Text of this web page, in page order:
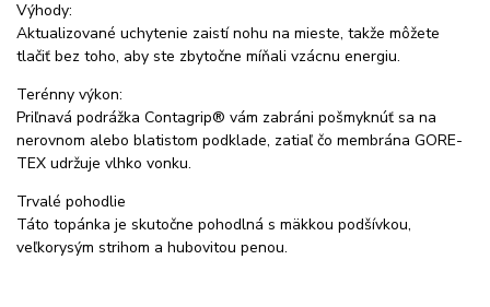
Výhody:
Aktualizované uchytenie zaistí nohu na mieste, takže môžete
tlačiť bez toho, aby ste zbytočne míňali vzácnu energiu.
Terénny výkon:
Priľnavá podrážka Contagrip® vám zabráni pošmyknúť sa na
nerovnom alebo blatistom podklade, zatiaľ čo membrána GORE-
TEX udržuje vlhko vonku.
Trvalé pohodlie
Táto topánka je skutočne pohodlná s mäkkou podšívkou,
veľkorysým strihom a hubovitou penou.